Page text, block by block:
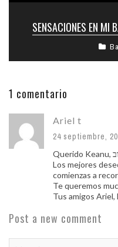
SENSACIONES EN MI
1 comentario
Ariel t
24 septiembre,
Los mejores
comienzas a
Te queremos
Tus amigos
Post a new comment